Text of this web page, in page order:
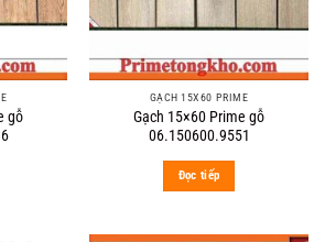
gỗ
GẠCH 15X60 PRIME
Gạch 15×60 Prime gỗ
06.150600.9551
Đọc tiếp